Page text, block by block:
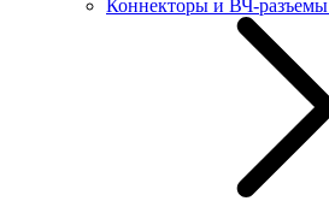
Коннекторы и ВЧ-разъемы